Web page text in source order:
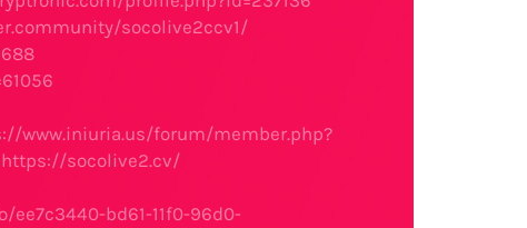
socolive2ccv1/
www.iniuria.us/forum/member.php?
socolive2.cv/
bd61-11f0-96d0-